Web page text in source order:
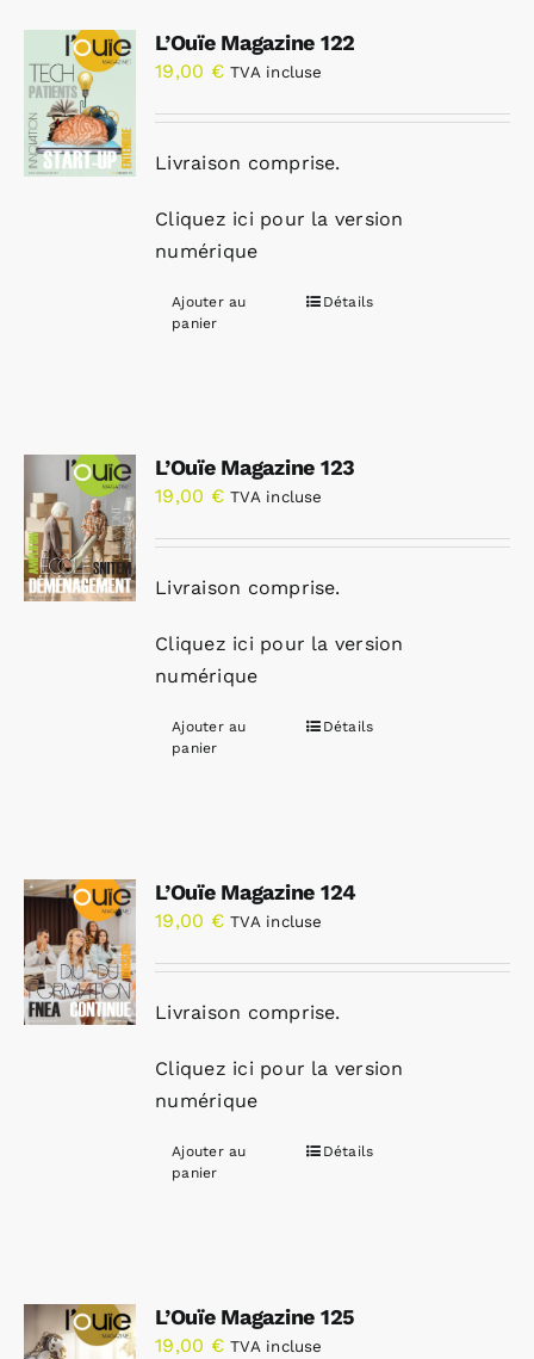
L’Ouïe Magazine 122
19,00 € TVA incluse
Livraison comprise.
Cliquez ici pour la version
numérique
Ajouter au
panier
Détails
L’Ouïe Magazine 123
19,00 € TVA incluse
Livraison comprise.
Cliquez ici pour la version
numérique
Ajouter au
panier
Détails
L’Ouïe Magazine 124
19,00 € TVA incluse
Livraison comprise.
Cliquez ici pour la version
numérique
Ajouter au
panier
Détails
L’Ouïe Magazine 125
19,00 € TVA incluse